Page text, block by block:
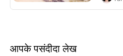
आपके पसंदीदा लेख